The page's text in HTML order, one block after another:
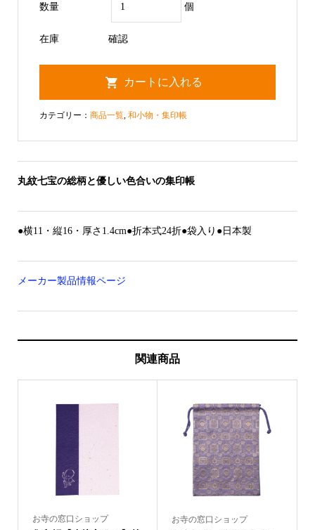
数量 個
在庫 確認
カテゴリー： 商品一覧, 和小物・集印帳
丸紋七宝の総柄と優しい色合いの集印帳
●横11・縦16・厚さ1.4cm●折本式24折●袋入り●日本製
メーカー製品情報ページ
関連商品
お寺の窓口ショップ お寺の窓口ショップ